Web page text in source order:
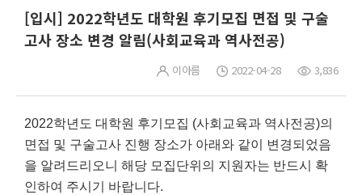
[입시] 2022학년도 대학원 후기모집 면접 및 구술
고사 장소 변경 알림(사회교육과 역사전공)
이아름 2022-04-28 3,836
2022학년도 대학원 후기모집 (사회교육과 역사전공)의
면접 및 구술고사 진행 장소가 아래와 같이 변경되었음
을 알려드리오니 해당 모집단위의 지원자는 반드시 확
인하여 주시기 바랍니다.